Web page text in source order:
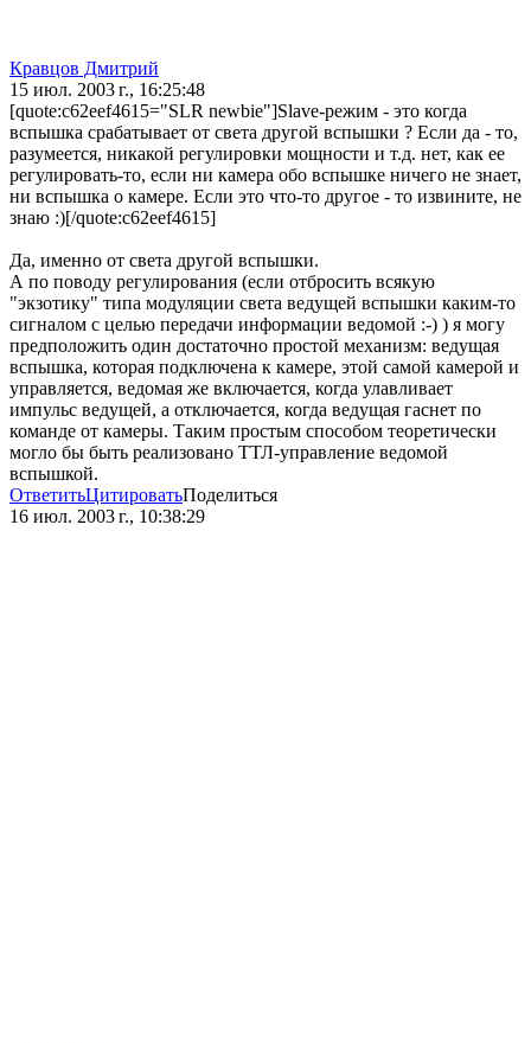
Кравцов Дмитрий
15 июл. 2003 г., 16:25:48
[quote:c62eef4615="SLR newbie"]Slave-режим - это когда
вспышка срабатывает от света другой вспышки ? Если да - то,
разумеется, никакой регулировки мощности и т.д. нет, как ее
регулировать-то, если ни камера обо вспышке ничего не знает,
ни вспышка о камере. Если это что-то другое - то извините, не
знаю :)[/quote:c62eef4615]
Да, именно от света другой вспышки.
А по поводу регулирования (если отбросить всякую
"экзотику" типа модуляции света ведущей вспышки каким-то
сигналом с целью передачи информации ведомой :-) ) я могу
предположить один достаточно простой механизм: ведущая
вспышка, которая подключена к камере, этой самой камерой и
управляется, ведомая же включается, когда улавливает
импульс ведущей, а отключается, когда ведущая гаснет по
команде от камеры. Таким простым способом теоретически
могло бы быть реализовано ТТЛ-управление ведомой
вспышкой.
ОтветитьЦитироватьПоделиться
16 июл. 2003 г., 10:38:29